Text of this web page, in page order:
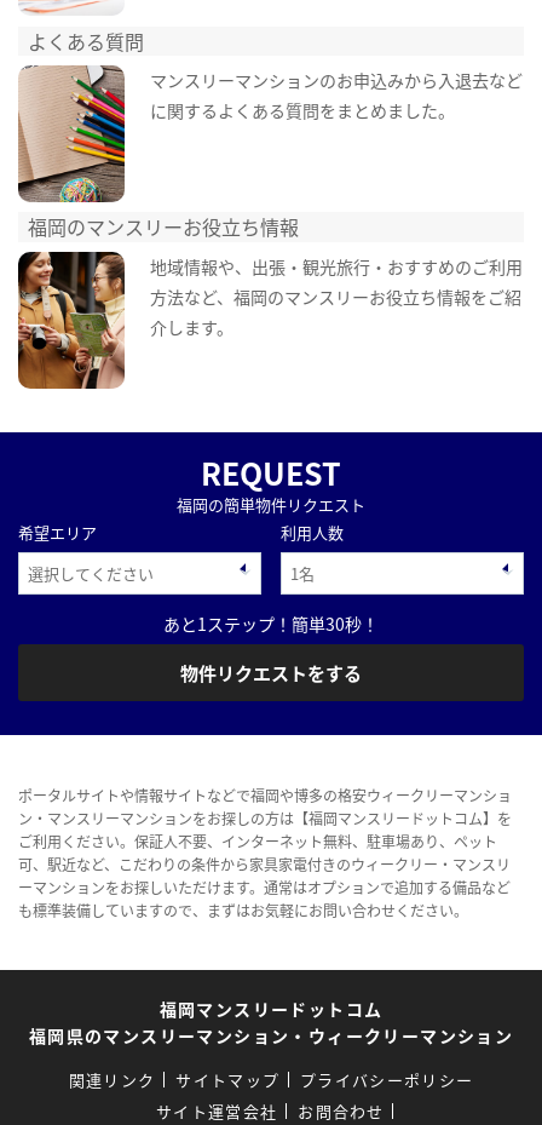
よくある質問
マンスリーマンションのお申込みから入退去など
に関するよくある質問をまとめました。
福岡のマンスリーお役立ち情報
地域情報や、出張・観光旅行・おすすめのご利用
方法など、福岡のマンスリーお役立ち情報をご紹
介します。
REQUEST
福岡の簡単物件リクエスト
希望エリア
利用人数
あと1ステップ！簡単30秒！
物件リクエストをする
ポータルサイトや情報サイトなどで福岡や博多の格安ウィークリーマンショ
ン・マンスリーマンションをお探しの方は【福岡マンスリードットコム】を
ご利用ください。保証人不要、インターネット無料、駐車場あり、ペット
可、駅近など、こだわりの条件から家具家電付きのウィークリー・マンスリ
ーマンションをお探しいただけます。通常はオプションで追加する備品など
も標準装備していますので、まずはお気軽にお問い合わせください。
福岡マンスリードットコム
福岡県のマンスリーマンション・ウィークリーマンション
関連リンク サイトマップ
プライバシーポリシー
サイト運営会社
お問合わせ